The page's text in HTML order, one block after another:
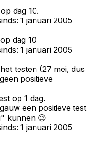
dag 10.
1 januari 2005
dag 10
1 januari 2005
testen (27 mei, dus
positieve
op 1 dag.
een positieve test
kunnen 😉
1 januari 2005